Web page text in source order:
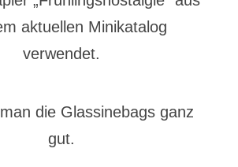
aktuellen Minikatalog
verwendet.
die Glassinebags ganz
gut.